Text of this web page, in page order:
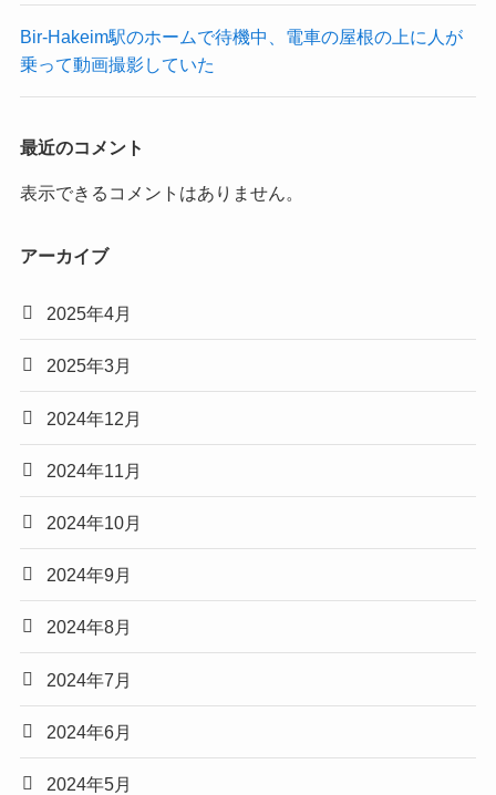
Bir-Hakeim駅のホームで待機中、電車の屋根の上に人が
乗って動画撮影していた
最近のコメント
表示できるコメントはありません。
アーカイブ
2025年4月
2025年3月
2024年12月
2024年11月
2024年10月
2024年9月
2024年8月
2024年7月
2024年6月
2024年5月